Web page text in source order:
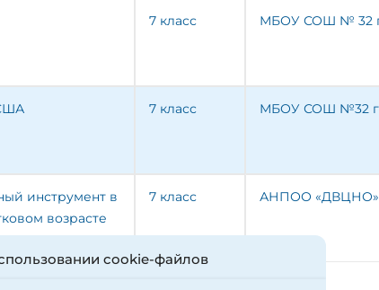
cookie-файлов
7 класс МБОУ СОШ № 32
7 класс МБОУ СОШ №32 г.
инструмент в
возрасте
7 класс АНПОО